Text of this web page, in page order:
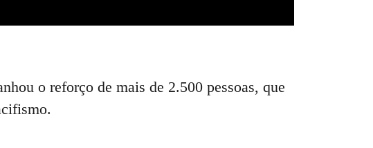
o reforço de mais de 2.500 pessoas, que